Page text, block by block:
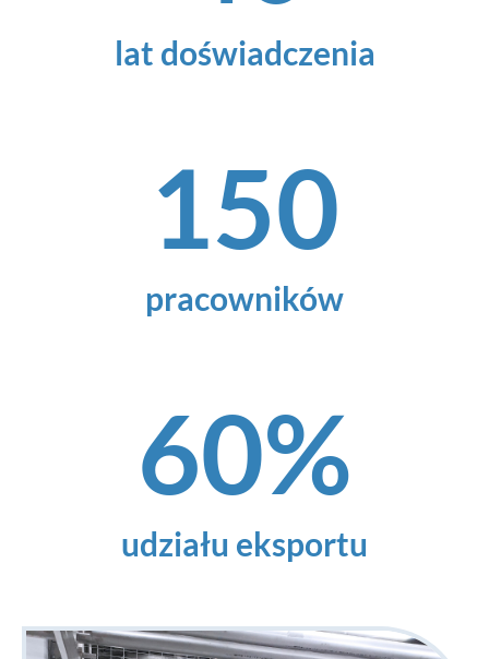
lat doświadczenia
150
pracowników
60%
udziału eksportu